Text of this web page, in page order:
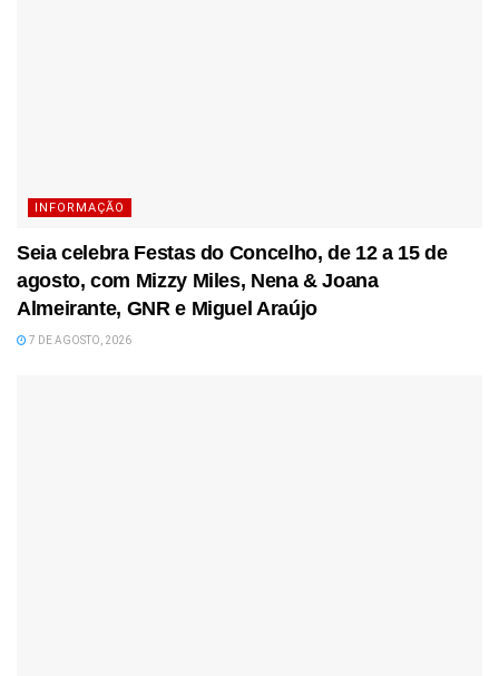
INFORMAÇÃO
Seia celebra Festas do Concelho, de 12 a 15 de
agosto, com Mizzy Miles, Nena & Joana
Almeirante, GNR e Miguel Araújo
7 DE AGOSTO, 2026